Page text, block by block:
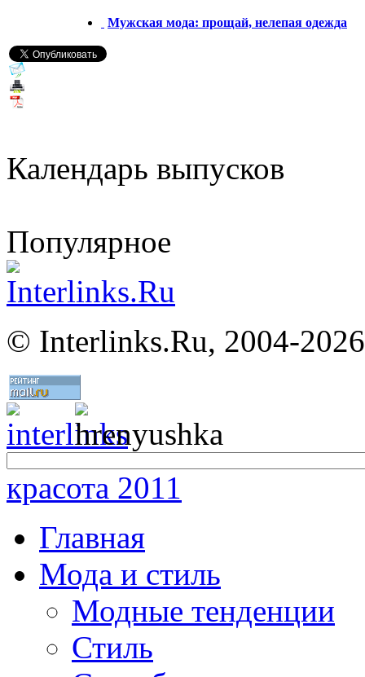
Мужская мода: прощай, нелепая одежда
Календарь выпусков
Популярное
© Interlinks.Ru, 2004-2026
красота 2011
Главная
Мода и стиль
Модные тенденции
Стиль